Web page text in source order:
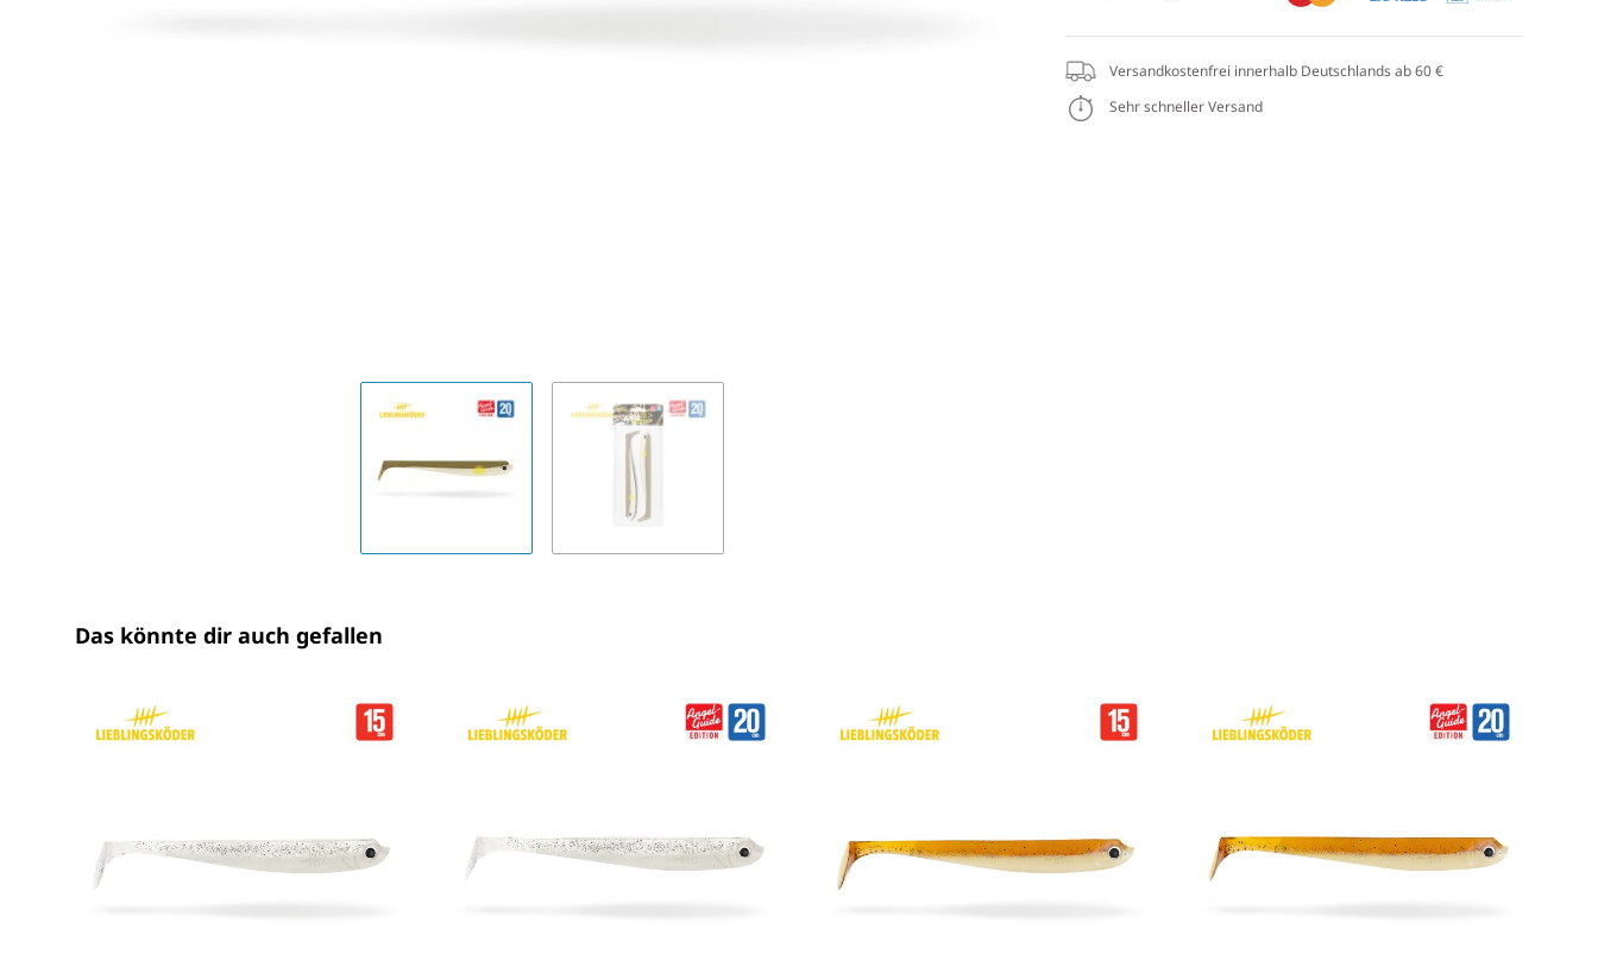
Versandkostenfrei innerhalb Deutschlands ab 60 €
Sehr schneller Versand
Das könnte dir auch gefallen